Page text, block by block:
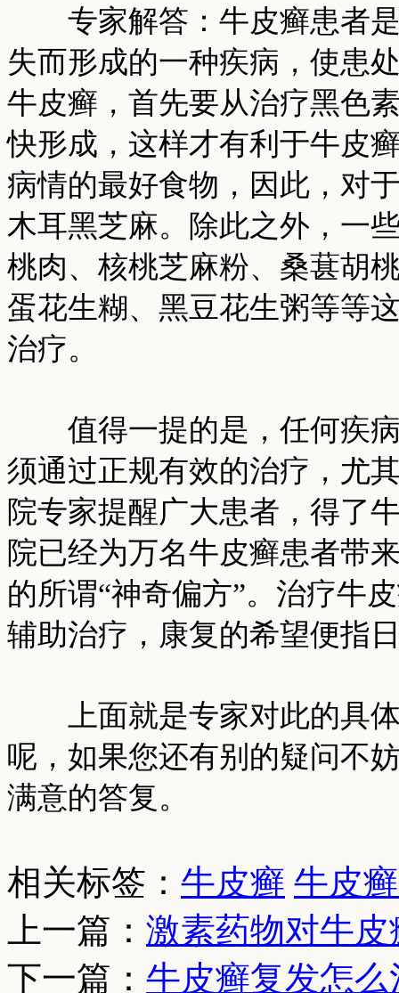
专家解答：牛皮癣患者是
失而形成的一种疾病，使患
牛皮癣，首先要从治疗黑色
快形成，这样才有利于牛皮
病情的最好食物，因此，对
木耳黑芝麻。除此之外，一
桃肉、核桃芝麻粉、桑葚胡
蛋花生糊、黑豆花生粥等等
治疗。
值得一提的是，任何疾病
须通过正规有效的治疗，尤
院专家提醒广大患者，得了
院已经为万名牛皮癣患者带
的所谓“神奇偏方”。治疗牛
辅助治疗，康复的希望便指
上面就是专家对此的具体
呢，如果您还有别的疑问不
满意的答复。
相关标签： 牛皮癣 牛皮
上一篇： 激素药物对牛
下一篇： 牛皮癣复发怎么